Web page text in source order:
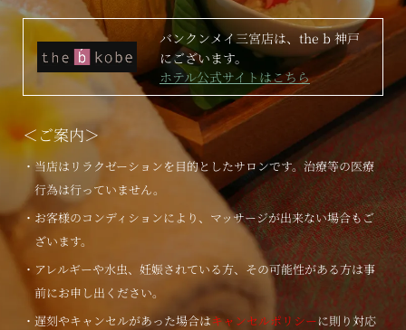
バンクンメイ三宮店は、the b 神戸
にございます。
ホテル公式サイトはこちら
＜ご案内＞
・当店はリラクゼーションを目的としたサロンです。治療等の医療
行為は行っていません。
・お客様のコンディションにより、マッサージが出来ない場合もご
ざいます。
・アレルギーや水虫、妊娠されている方、その可能性がある方は事
前にお申し出ください。
・遅刻やキャンセルがあった場合はキャンセルポリシーに則り対応